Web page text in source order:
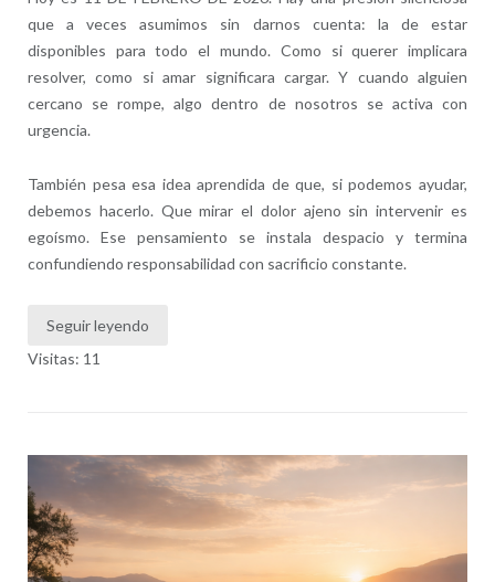
que a veces asumimos sin darnos cuenta: la de estar
disponibles para todo el mundo. Como si querer implicara
resolver, como si amar significara cargar. Y cuando alguien
cercano se rompe, algo dentro de nosotros se activa con
urgencia.
También pesa esa idea aprendida de que, si podemos ayudar,
debemos hacerlo. Que mirar el dolor ajeno sin intervenir es
egoísmo. Ese pensamiento se instala despacio y termina
confundiendo responsabilidad con sacrificio constante.
Seguir leyendo
Visitas: 11